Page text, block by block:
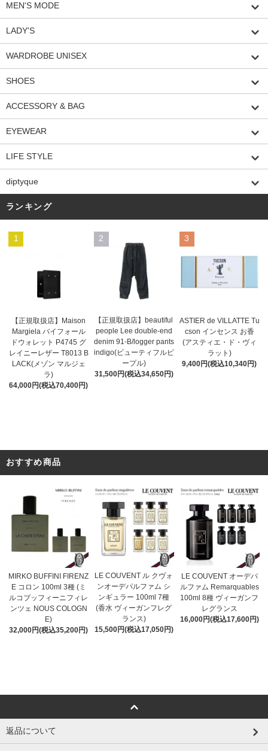
MEN'S MODE
LADY'S
WARDROBE UNISEX
SHOES
ACCESSORY & BAG
EYEWEAR
LIFE STYLE
diptyque
ランキング
1
【正規取扱店】Maison
Margiela バイフォール
ドウォレット P4745 グ
レイニーレザー T8013 B
LACK(メゾン マルジェ
ラ)
64,000円(税込70,400円)
2
【正規取扱店】beautiful
people Lee double-end
denim 91-B/logger pants
indigo(ビューティフルピ
ープル)
31,500円(税込34,650円)
3
ASTIER de VILLATTE Tu
cson インセンス お香
(アスティエ・ド・ヴィ
ラット)
9,400円(税込10,340円)
おすすめ商品
MIRKO BUFFINI FIRENZ
E コロン 100ml 3種 (ミ
ルコブッフィーニフィレ
ンツェ NOUS COLOGN
E)
32,000円(税込35,200円)
LE COUVENT ル クヴォ
ンオーデパルファム シ
ンギュラー 100ml 7種
(香水 ヴィーガンフレグ
ランス)
15,500円(税込17,050円)
LE COUVENT オーデパ
ルファム Remarquables
100ml 8種 ヴィーガンフ
レグランス
16,000円(税込17,600円)
返品について